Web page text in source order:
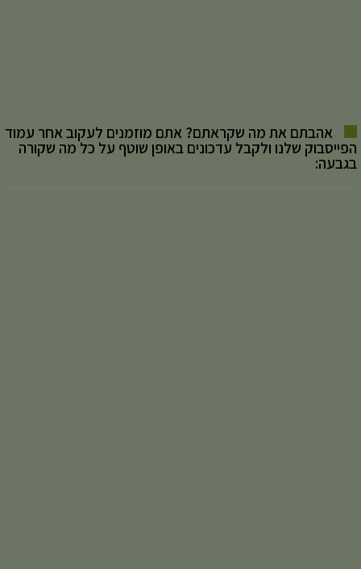
אהבתם את מה שקראתם? אתם מוזמנים לעקוב אחר עמוד
הפייסבוק שלנו ולקבל עדכונים באופן שוטף על כל מה שקורה
בגבעה: